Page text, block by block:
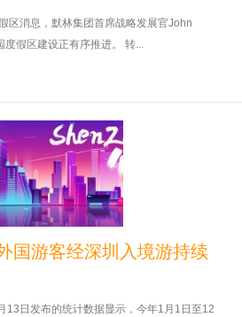
区消息，默林集团首席战略发展官John
假区建设正有序推进。 转...
国游客经深圳入境游持续
13日发布的统计数据显示，今年1月1日至12